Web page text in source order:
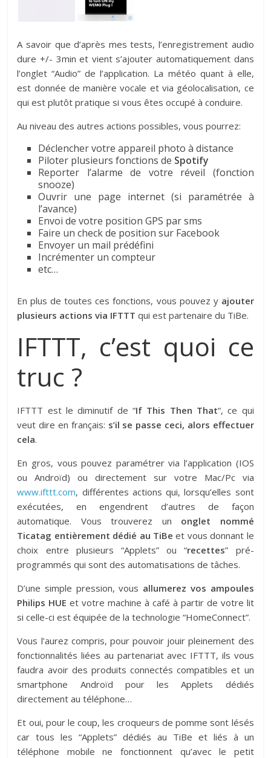
A savoir que d’après mes tests, l’enregistrement audio
dure +/- 3min et vient s’ajouter automatiquement dans
l’onglet “Audio” de l’application. La météo quant à elle,
est donnée de manière vocale et via géolocalisation, ce
qui est plutôt pratique si vous êtes occupé à conduire.
Au niveau des autres actions possibles, vous pourrez:
Déclencher votre appareil photo à distance
Piloter plusieurs fonctions de Spotify
Reporter l’alarme de votre réveil (fonction
snooze)
Ouvrir une page internet (si paramétrée à
l’avance)
Envoi de votre position GPS par sms
Faire un check de position sur Facebook
Envoyer un mail prédéfini
Incrémenter un compteur
etc…
En plus de toutes ces fonctions, vous pouvez y ajouter
plusieurs actions via IFTTT qui est partenaire du TiBe.
IFTTT, c’est quoi ce
truc ?
IFTTT est le diminutif de “If This Then That“, ce qui
veut dire en français: s’il se passe ceci, alors effectuer
cela.
En gros, vous pouvez paramétrer via l’application (IOS
ou Androïd) ou directement sur votre Mac/Pc via
www.ifttt.com, différentes actions qui, lorsqu’elles sont
exécutées, en engendrent d’autres de façon
automatique. Vous trouverez un onglet nommé
Ticatag entièrement dédié au TiBe et vous donnant le
choix entre plusieurs “Applets” ou “recettes” pré-
programmés qui sont des automatisations de tâches.
D’une simple pression, vous allumerez vos ampoules
Philips HUE et votre machine à café à partir de votre lit
si celle-ci est équipée de la technologie “HomeConnect”.
Vous l’aurez compris, pour pouvoir jouir pleinement des
fonctionnalités liées au partenariat avec IFTTT, ils vous
faudra avoir des produits connectés compatibles et un
smartphone Androïd pour les Applets dédiés
directement au téléphone…
Et oui, pour le coup, les croqueurs de pomme sont lésés
car tous les “Applets” dédiés au TiBe et liés à un
téléphone mobile ne fonctionnent qu’avec le petit